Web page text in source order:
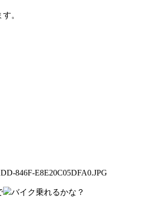
。
バイク乗れるかな？